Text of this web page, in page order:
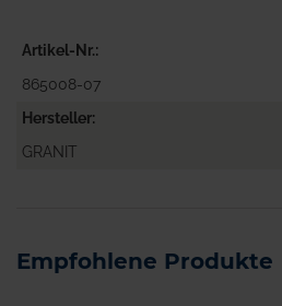
Artikel-Nr.
865008-07
Hersteller
GRANIT
Empfohlene Produkte